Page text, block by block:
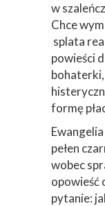
w
Chce
splata
powieści
formę
pełen
wobec
opowieść
pytanie: